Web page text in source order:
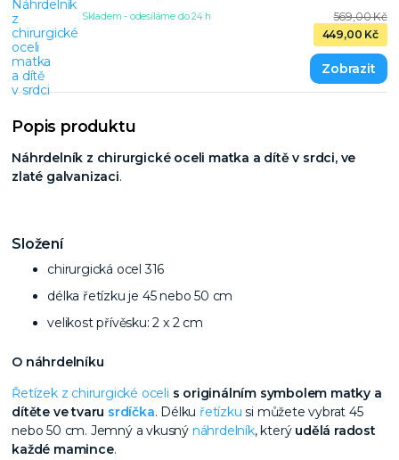
569,00 Kč
449,00 Kč
Skladem - odesíláme do 24 h
Popis produktu
Náhrdelník z chirurgické oceli matka a dítě v srdci, ve
zlaté galvanizaci.
Složení
chirurgická ocel 316
délka řetízku je 45 nebo 50 cm
velikost přívěsku: 2 x 2 cm
O náhrdelníku
Řetízek z chirurgické oceli s originálním symbolem matky a
dítěte ve tvaru srdíčka. Délku řetízku si můžete vybrat 45
nebo 50 cm. Jemný a vkusný náhrdelník, který udělá radost
každé mamince.